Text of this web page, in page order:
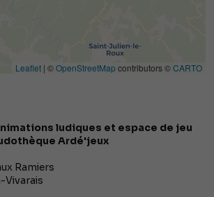
Leaflet | ©OpenStreetMap contributors ©CARTO
ludiques et espace de jeu
Ardé'jeux
Ramiers
Vivarais